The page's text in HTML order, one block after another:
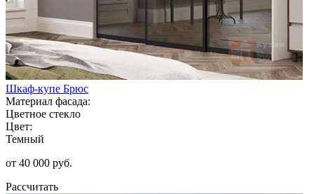
Шкаф-купе Брюс
Материал фасада:
Цветное стекло
Цвет:
Темный
от 40 000 руб.
Рассчитать